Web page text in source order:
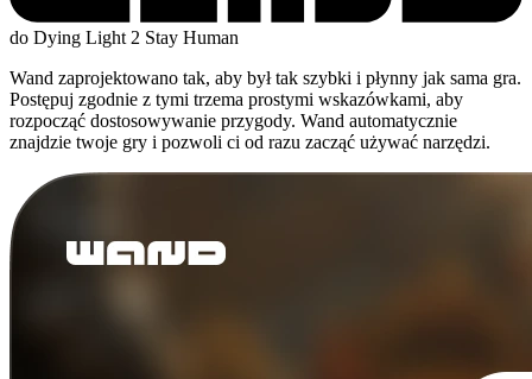
do Dying Light 2 Stay Human
Wand zaprojektowano tak, aby był tak szybki i płynny jak sama gra.
Postępuj zgodnie z tymi trzema prostymi wskazówkami, aby
rozpocząć dostosowywanie przygody. Wand automatycznie
znajdzie twoje gry i pozwoli ci od razu zacząć używać narzędzi.